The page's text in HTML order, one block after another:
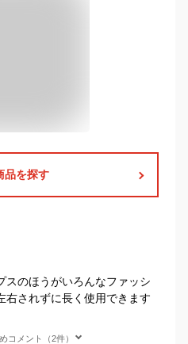
品を探す
スのほうがいろんなファッシ
右されずに長く使用できます
コメント（2件）